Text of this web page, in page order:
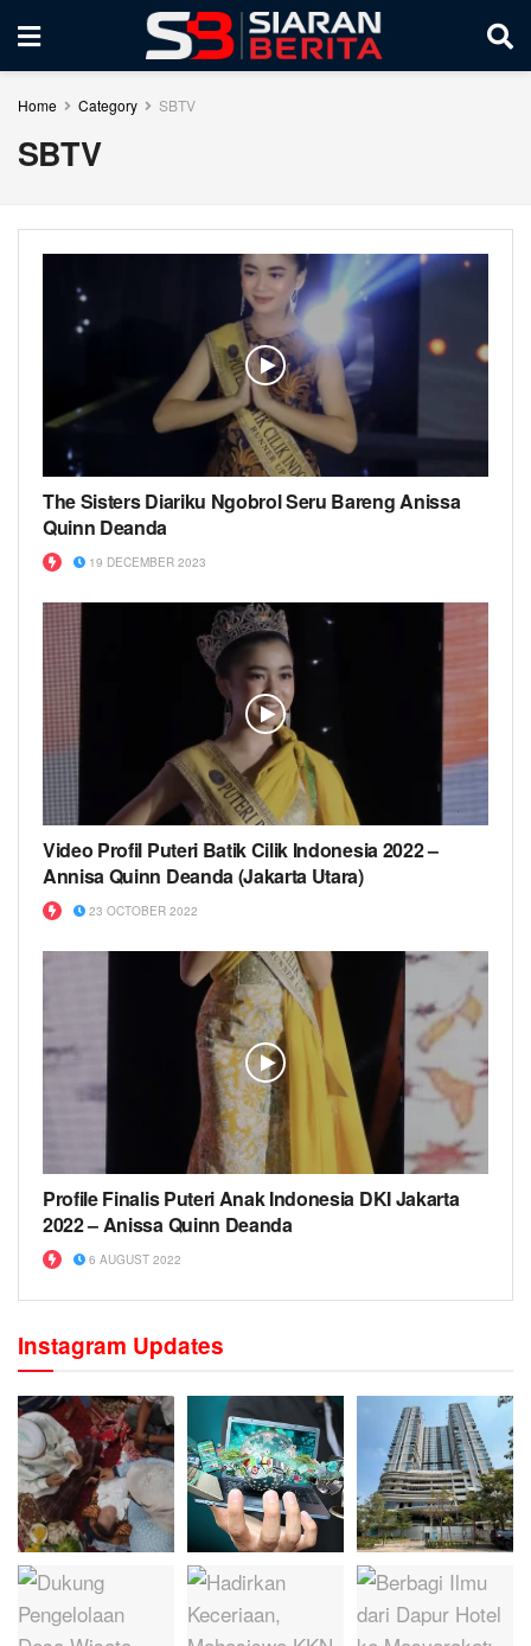
Home Category SBTV
SBTV
The Sisters Diariku Ngobrol Seru Bareng Anissa
Quinn Deanda
19 DECEMBER 2023
Video Profil Puteri Batik Cilik Indonesia 2022 –
Annisa Quinn Deanda (Jakarta Utara)
23 OCTOBER 2022
Profile Finalis Puteri Anak Indonesia DKI Jakarta
2022 – Anissa Quinn Deanda
6 AUGUST 2022
Instagram Updates